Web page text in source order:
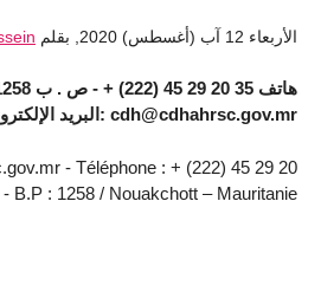
الأربعاء 12 آب (أغسطس) 2020 بقلم
cdh@cdhahrsc.gov.mr :البريد الإلكتروني
- Téléphone : + (222) 45 29 20
- B.P : 1258 / Nouakchott – Mauritanie